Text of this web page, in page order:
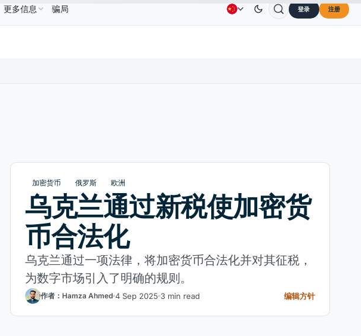
↑0.00% XRP XRPUS$1.09 TRONTRX US$0.3264 ↓0.30% Dogecoin
关于我们
更多信息 骗局 登录 注册
加密货币 俄罗斯 欧洲
乌克兰通过新税使加密货
币合法化
乌克兰通过一项法律，将加密货币合法化并对其征税，
为数字市场引入了明确的规则。
作者：Hamza Ahmed 4 Sep 2025 3 min read 编辑方针